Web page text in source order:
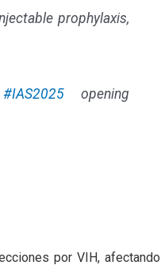
prophylaxis,
#IAS2025opening
por VIH, afectando